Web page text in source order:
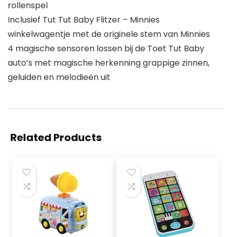
rollenspel
Inclusief Tut Tut Baby Flitzer – Minnies
winkelwagentje met de originele stem van Minnies
4 magische sensoren lossen bij de Toet Tut Baby
auto’s met magische herkenning grappige zinnen,
geluiden en melodieën uit
Related Products